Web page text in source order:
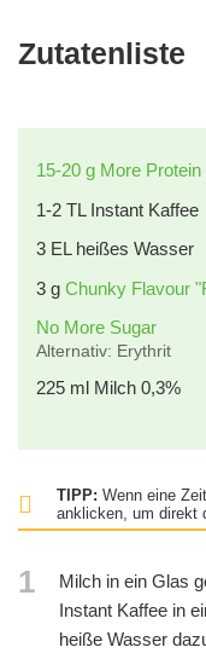
Zutatenliste
15-20 g More
1-2 TL Instant Kaffee
3 EL heißes Wasser
3 g Chunky Flavour
No More Sugar
Alternativ: Erythrit
225 ml Milch 0,3%
TIPP: Wenn eine
anklicken, um direkt
1
Milch in ein Glas
Instant Kaffee in
heiße Wasser